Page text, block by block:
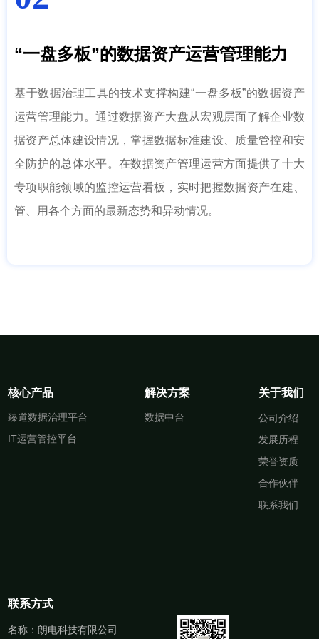
“一盘多板”的数据资产运营管理能力
基于数据治理工具的技术支撑构建“一盘多板”的数据资产
运营管理能力。通过数据资产大盘从宏观层面了解企业数
据资产总体建设情况，掌握数据标准建设、质量管控和安
全防护的总体水平。在数据资产管理运营方面提供了十大
专项职能领域的监控运营看板，实时把握数据资产在建、
管、用各个方面的最新态势和异动情况。
核心产品
臻道数据治理平台
IT运营管控平台
解决方案
数据中台
关于我们
公司介绍
发展历程
荣誉资质
合作伙伴
联系我们
联系方式
名称：朗电科技有限公司